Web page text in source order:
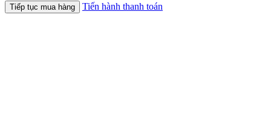
Tiếp tục mua hàng Tiến hành thanh toán